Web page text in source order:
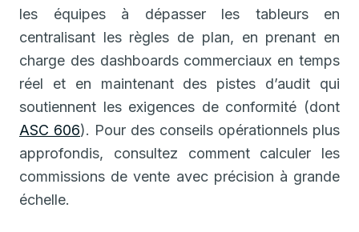
les équipes à dépasser les tableurs en
centralisant les règles de plan, en prenant en
charge des dashboards commerciaux en temps
réel et en maintenant des pistes d’audit qui
soutiennent les exigences de conformité (dont
ASC 606). Pour des conseils opérationnels plus
approfondis, consultez comment calculer les
commissions de vente avec précision à grande
échelle.